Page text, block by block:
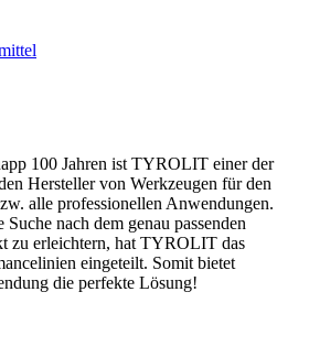
100 Jahren ist TYROLIT einer der
Hersteller von Werkzeugen für den
alle professionellen Anwendungen.
Suche nach dem genau passenden
zu erleichtern, hat TYROLIT das
eingeteilt. Somit bietet
die perfekte Lösung!